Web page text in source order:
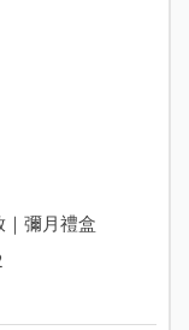
｜彌月禮盒